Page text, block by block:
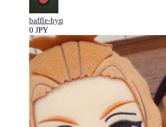
baffle-hyp
0 JPY